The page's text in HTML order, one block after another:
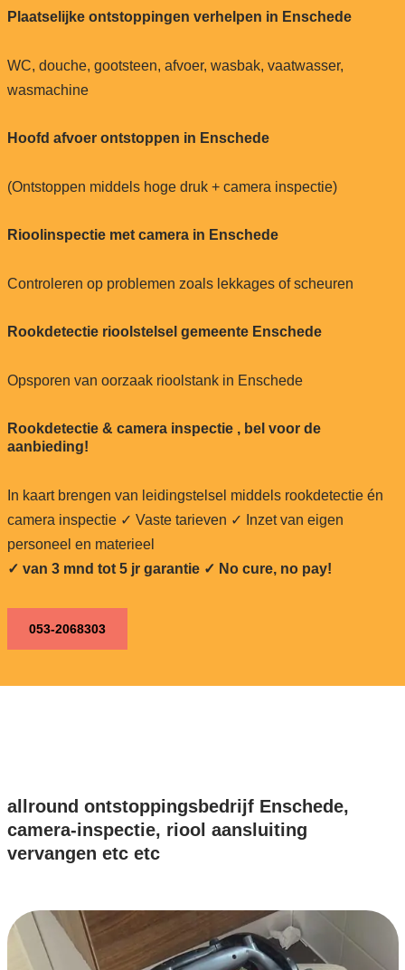
Plaatselijke ontstoppingen verhelpen in Enschede
WC, douche, gootsteen, afvoer, wasbak, vaatwasser,
wasmachine
Hoofd afvoer ontstoppen in Enschede
(Ontstoppen middels hoge druk + camera inspectie)
Rioolinspectie met camera in Enschede
Controleren op problemen zoals lekkages of scheuren
Rookdetectie rioolstelsel gemeente Enschede
Opsporen van oorzaak rioolstank in Enschede
Rookdetectie & camera inspectie , bel voor de
aanbieding!
In kaart brengen van leidingstelsel middels rookdetectie én
camera inspectie ✓ Vaste tarieven ✓ Inzet van eigen
personeel en materieel
✓ van 3 mnd tot 5 jr garantie ✓ No cure, no pay!
053-2068303
allround ontstoppingsbedrijf Enschede,
camera-inspectie, riool aansluiting
vervangen etc etc